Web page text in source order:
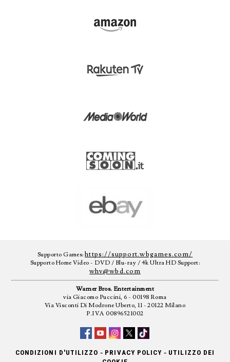
Supporto Games:https://support.wbgames.com/
Supporto Home Video - DVD / Blu-ray / 4k Ultra HD Support:
whv@wbd.com
Warner Bros. Entertainment
via Giacomo Puccini, 6 - 00198 Roma
Via Visconti Di Modrone Uberto, 11 - 20122 Milano
P.IVA 00896521002
CONDIZIONI D'UTILIZZO - PRIVACY POLICY - UTILIZZO DEI